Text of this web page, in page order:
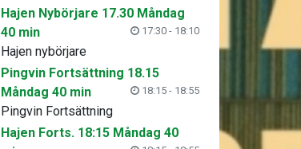
Hajen Nybörjare 17.30 Måndag
40 min
17:30 - 18:10
Hajen nybörjare
Pingvin Fortsättning 18.15
Måndag 40 min
18:15 - 18:55
Pingvin Fortsättning
Hajen Forts. 18:15 Måndag 40